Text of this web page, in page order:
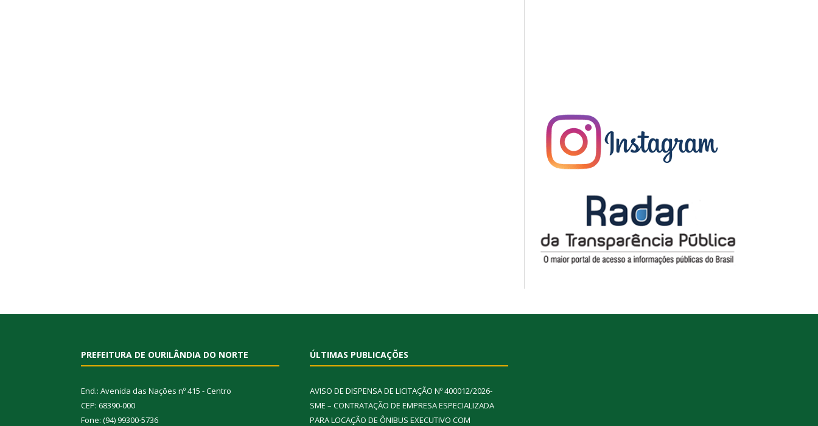
PREFEITURA DE OURILÂNDIA DO NORTE
End.: Avenida das Nações nº 415 - Centro
CEP: 68390-000
Fone: (94) 99300-5736
ÚLTIMAS PUBLICAÇÕES
AVISO DE DISPENSA DE LICITAÇÃO Nº 400012/2026-
SME – CONTRATAÇÃO DE EMPRESA ESPECIALIZADA
PARA LOCAÇÃO DE ÔNIBUS EXECUTIVO COM